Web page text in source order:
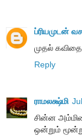
ப்ரியமுடன்
முதல்
Reply
ராமலக்ஷ்மி
சின்ன
ஒன்றும்